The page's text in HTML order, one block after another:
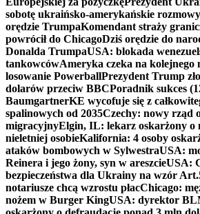
sobotę ukraińsko-amerykańskie
orędzie TrumpaKomendant straży
powrócił do ChicagoDziś orędzie do
Donalda TrumpaUSA: blokada
tankowcówAmeryka czeka na kolejnego
losowanie PowerballPrezydent Trump
dolarów przeciw BBCPoradnik sukces
BaumgartnerKE wycofuje się z
spalinowych od 2035Czechy: nowy rząd
migracyjnyElgin, IL: lekarz oskarżony o
nieletniej osobieKalifornia: 4 osoby
ataków bombowych w SylwestraUSA:
Reinera i jego żony, syn w areszcieUSA:
bezpieczeństwa dla Ukrainy na wzór
notariusze chcą wzrostu płacChicago:
nożem w Burger KingUSA: dyrektor